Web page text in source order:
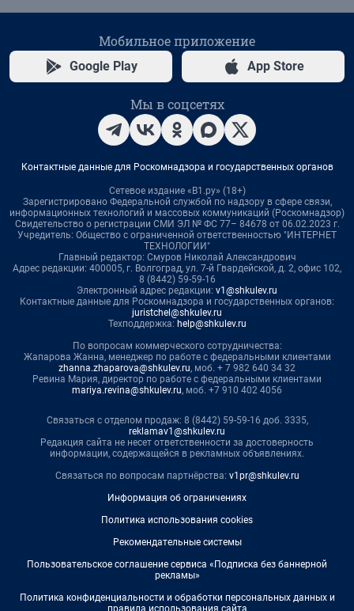
Мобильное приложение
Google Play App Store
Мы в соцсетях
Контактные данные для Роскомнадзора и государственных органов
Сетевое издание «В1.ру» (18+)
Зарегистрировано Федеральной службой по надзору в сфере связи,
информационных технологий и массовых коммуникаций (Роскомнадзор)
Свидетельство о регистрации СМИ ЭЛ № ФС 77– 84678 от 06.02.2023 г.
Учредитель: Общество с ограниченной ответственностью "ИНТЕРНЕТ
ТЕХНОЛОГИИ"
Главный редактор: Смуров Николай Александрович
Адрес редакции: 400005, г. Волгоград, ул. 7-й Гвардейской, д. 2, офис 102,
8 (8442) 59-59-16
Электронный адрес редакции: v1@shkulev.ru
Контактные данные для Роскомнадзора и государственных органов:
juristchel@shkulev.ru
Техподдержка: help@shkulev.ru
По вопросам коммерческого сотрудничества:
Жапарова Жанна, менеджер по работе с федеральными клиентами
zhanna.zhaparova@shkulev.ru, моб. + 7 982 640 34 32
Ревина Мария, директор по работе с федеральными клиентами
mariya.revina@shkulev.ru, моб. +7 910 402 4056
Связаться с отделом продаж: 8 (8442) 59-59-16 доб. 3335,
reklamav1@shkulev.ru
Редакция сайта не несет ответственности за достоверность
информации, содержащейся в рекламных объявлениях.
Связаться по вопросам партнёрства: v1pr@shkulev.ru
Информация об ограничениях
Политика использования cookies
Рекомендательные системы
Пользовательское соглашение сервиса «Подписка без баннерной
рекламы»
Политика конфиденциальности и обработки персональных данных и
правила использования сайта